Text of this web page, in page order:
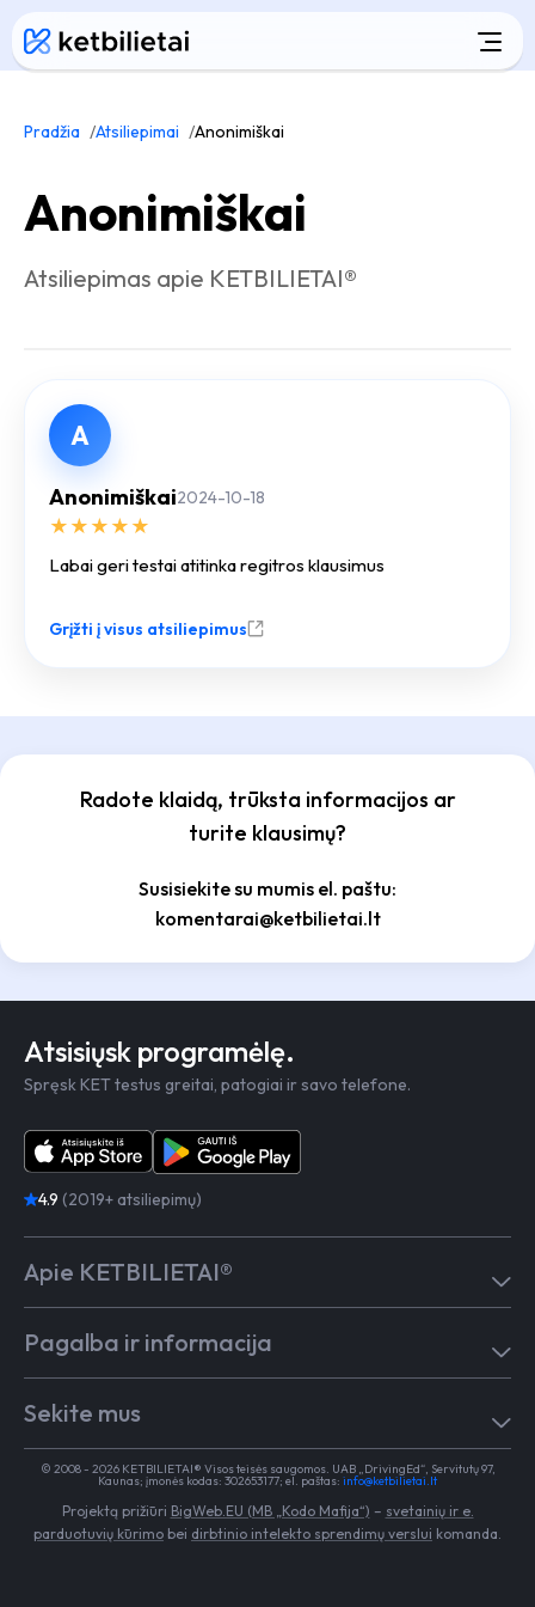
Pradžia Atsiliepimai Anonimiškai
Anonimiškai
Atsiliepimas apie KETBILIETAI®
A
Anonimiškai2024-10-18
★ ★ ★ ★ ★
Labai geri testai atitinka regitros klausimus
Grįžti į visus atsiliepimus
Radote klaidą, trūksta informacijos ar
turite klausimų?
Susisiekite su mumis el. paštu:
komentarai@ketbilietai.lt
Atsisiųsk programėlę.
Spręsk KET testus greitai, patogiai ir savo telefone.
4.9 (2019+ atsiliepimų)
Apie KETBILIETAI®
Kaip mokytis
Testai
Test in English
Kontaktai
Vairavimo mokykloms
Apie KETBILIETAI®
Pagalba ir informacija
Dažniausiai užduodami klausimai
Egzaminai Regitroje
Medicininė pažyma
Naujienos
Sekite mus
TikTok
Facebook
Instagram
© 2008 - 2026 KETBILIETAI® Visos teisės saugomos. UAB „DrivingEd“, Servitutų 97,
Kaunas; įmonės kodas: 302653177; el. paštas: info@ketbilietai.lt
Projektą prižiūri BigWeb.EU (MB „Kodo Mafija“) – svetainių ir e.
parduotuvių kūrimo bei dirbtinio intelekto sprendimų verslui komanda.